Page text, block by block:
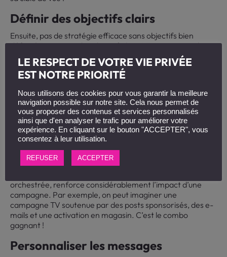
Définir des objectifs clairs
Ensuite, pas de stratégie efficace sans objectifs bien
définis ! Fixez-vous des objectifs SMART : augmenter le
trafic du site de 20% en 6 mois, générer 200 leads
qualifiés sur le trimestre à venir, accroître la notoriété de
la marque de 15 points… Ces objectifs orienteront toutes
N’hésitez pas à décliner des objectifs précis pour chaque
levier activé.
Adopter une approche multicanale
Le conseil que l’on peut vous donner est d’activer
différents canaux – print, digital, mobile, réseaux sociaux…
– en synergie pour toucher sa cible à chaque point de
orchestrée, renforce considérablement l’impact d’une
campagne. Par exemple, on peut imaginer une
campagne TV soutenue par des posts sponsorisés, des e-
mails et une activation en magasin. C’est le combo
gagnant !
Personnaliser les messages
LE RESPECT DE VOTRE VIE PRIVÉE
EST NOTRE PRIORITÉ
Nous utilisons des cookies pour vous garantir la meilleure
navigation possible sur notre site. Cela nous permet de
vous proposer des contenus et services personnalisés
ainsi que d'en analyser le trafic pour améliorer votre
expérience. En cliquant sur le bouton "ACCEPTER", vous
consentez à leur utilisation.
REFUSER ACCEPTER